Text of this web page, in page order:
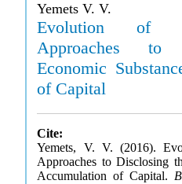
Yemets V. V.
Evolution of
Approaches to
Economic
of Capital
Cite:
Yemets, V. V. (2016).
Approaches to Disclosing
Accumulation of Capital.